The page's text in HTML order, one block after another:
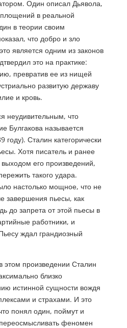
Один описал Дьявола,
в реальной
в теории своим
что добро и зло
является одним из законов
это на практике:
превратив ее из нищей
развитую державу
и кровь.
неудивительным, что
Булгакова называется
году). Сталин категорически
Хотя писатель и ранее
его произведений,
такого удара.
настолько мощное, что не
завершения пьесы, как
до запрета от этой пьесы в
работники, и
ждал грандиозный
произведении Сталин
близко
истинной сущности вождя
и страхами. И это
понял один, поймут и
феномен